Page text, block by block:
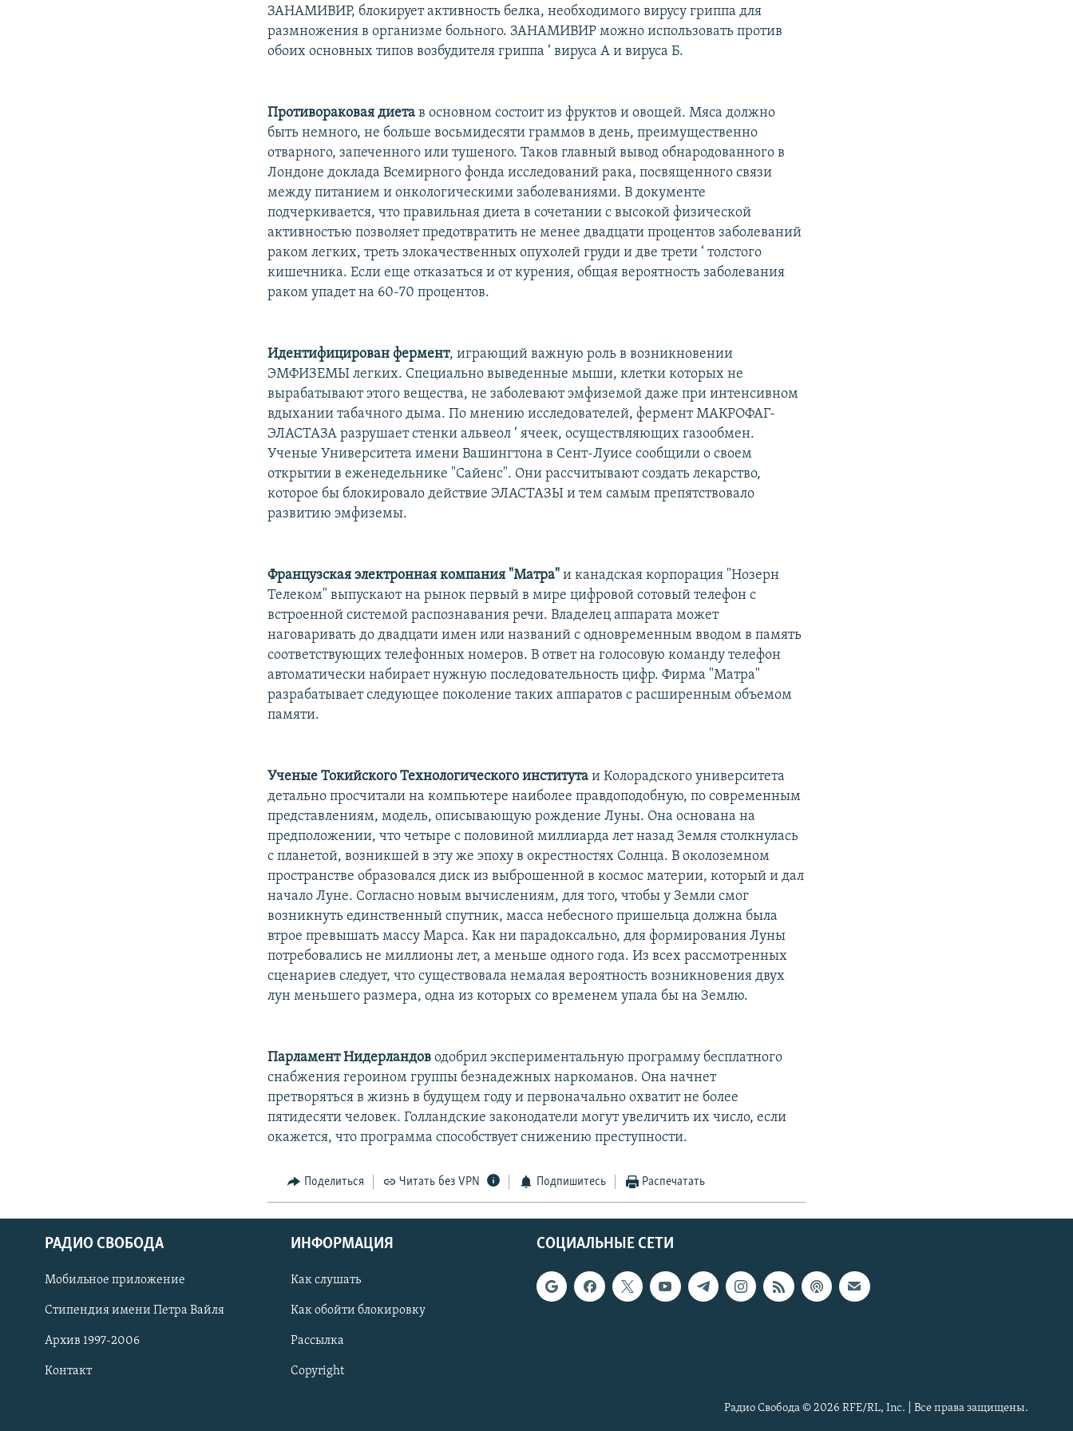
СОЦИАЛЬНЫЕ СЕТИ
ЗАНАМИВИР, блокирует активность белка, необходимого вирусу гриппа для
размножения в организме больного. ЗАНАМИВИР можно использовать против
обоих основных типов возбудителя гриппа ‘ вируса А и вируса Б.
Противораковая диета в основном состоит из фруктов и овощей. Мяса должно
быть немного, не больше восьмидесяти граммов в день, преимущественно
отварного, запеченного или тушеного. Таков главный вывод обнародованного в
Лондоне доклада Всемирного фонда исследований рака, посвященного связи
между питанием и онкологическими заболеваниями. В документе
подчеркивается, что правильная диета в сочетании с высокой физической
активностью позволяет предотвратить не менее двадцати процентов заболеваний
раком легких, треть злокачественных опухолей груди и две трети ‘ толстого
кишечника. Если еще отказаться и от курения, общая вероятность заболевания
раком упадет на 60-70 процентов.
Идентифицирован фермент, играющий важную роль в возникновении
ЭМФИЗЕМЫ легких. Специально выведенные мыши, клетки которых не
вырабатывают этого вещества, не заболевают эмфиземой даже при интенсивном
вдыхании табачного дыма. По мнению исследователей, фермент МАКРОФАГ-
ЭЛАСТАЗА разрушает стенки альвеол ‘ ячеек, осуществляющих газообмен.
Ученые Университета имени Вашингтона в Сент-Луисе сообщили о своем
открытии в еженедельнике "Сайенс". Они рассчитывают создать лекарство,
которое бы блокировало действие ЭЛАСТАЗЫ и тем самым препятствовало
развитию эмфиземы.
Французская электронная компания "Матра" и канадская корпорация "Нозерн
Телеком" выпускают на рынок первый в мире цифровой сотовый телефон с
встроенной системой распознавания речи. Владелец аппарата может
наговаривать до двадцати имен или названий с одновременным вводом в память
соответствующих телефонных номеров. В ответ на голосовую команду телефон
автоматически набирает нужную последовательность цифр. Фирма "Матра"
разрабатывает следующее поколение таких аппаратов с расширенным объемом
памяти.
Ученые Токийского Технологического института и Колорадского университета
детально просчитали на компьютере наиболее правдоподобную, по современным
представлениям, модель, описывающую рождение Луны. Она основана на
предположении, что четыре с половиной миллиарда лет назад Земля столкнулась
с планетой, возникшей в эту же эпоху в окрестностях Солнца. В околоземном
пространстве образовался диск из выброшенной в космос материи, который и дал
начало Луне. Согласно новым вычислениям, для того, чтобы у Земли смог
возникнуть единственный спутник, масса небесного пришельца должна была
втрое превышать массу Марса. Как ни парадоксально, для формирования Луны
потребовались не миллионы лет, а меньше одного года. Из всех рассмотренных
сценариев следует, что существовала немалая вероятность возникновения двух
лун меньшего размера, одна из которых со временем упала бы на Землю.
Парламент Нидерландов одобрил экспериментальную программу бесплатного
снабжения героином группы безнадежных наркоманов. Она начнет
претворяться в жизнь в будущем году и первоначально охватит не более
пятидесяти человек. Голландские законодатели могут увеличить их число, если
окажется, что программа способствует снижению преступности.
Поделиться Читать без VPN Подпишитесь Распечатать
СОЦИАЛЬНЫЕ СЕТИ
РАДИО СВОБОДА
Мобильное приложение
Стипендия имени Петра Вайля
Архив 1997-2006
Контакт
ИНФОРМАЦИЯ
Как слушать
Как обойти блокировку
Рассылка
Copyright
Радио Свобода © 2026 RFE/RL, Inc. | Все права защищены.